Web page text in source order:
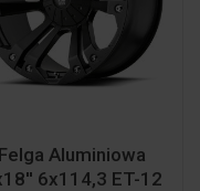
Felga Aluminiowa
6x114,3 ET-12